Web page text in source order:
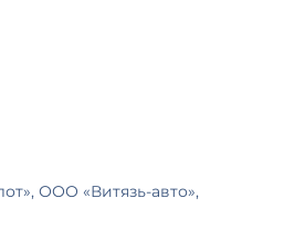
ООО «Витязь-авто»,